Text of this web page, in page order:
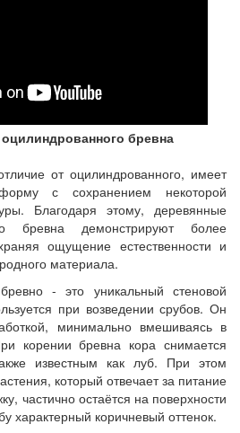
бревна
от оцилиндрованного, имеет
с сохранением некоторой
Благодаря этому, деревянные
бревна демонстрируют более
ощущение естественности и
материала.
- это уникальный стеновой
при возведении срубов. Он
минимально вмешиваясь в
корении бревна кора снимается
известным как луб. При этом
который отвечает за питание
частично остаётся на поверхности
характерный коричневый оттенок.